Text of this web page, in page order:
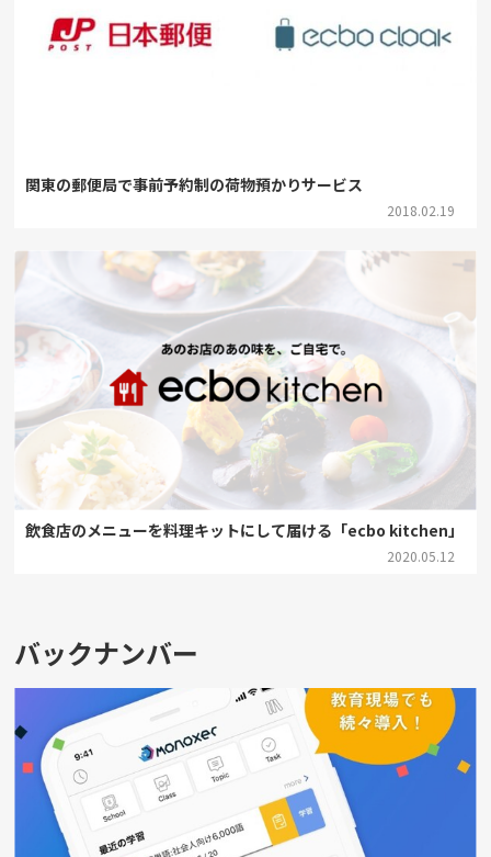
関東の郵便局で事前予約制の荷物預かりサービス
2018.02.19
飲食店のメニューを料理キットにして届ける「ecbo kitchen」
2020.05.12
バックナンバー